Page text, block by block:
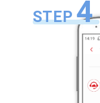
STEP 4